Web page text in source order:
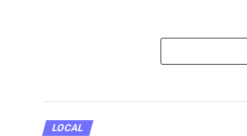
LOCAL